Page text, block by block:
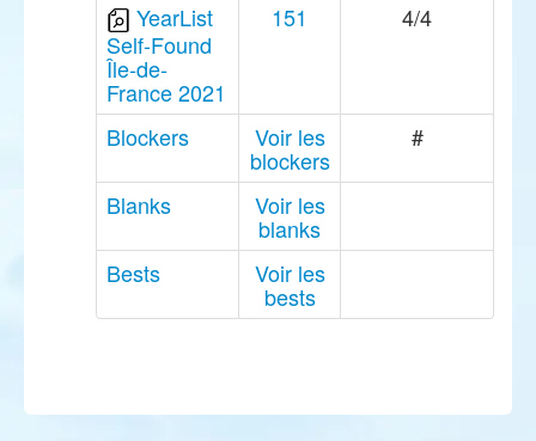
YearList
Self-Found
Île-de-
France 2021
151 4/4
Blockers Voir les
blockers
#
Blanks Voir les
blanks
Bests
Voir les
bests